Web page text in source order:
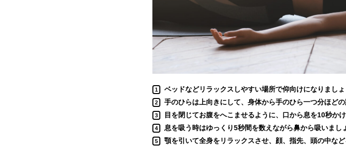
1 ベッドなどリラックスしやすい場所で仰向けになりましょ
2 手のひらは上向きにして、身体から手のひら一つ分ほどの
3 目を閉じてお腹をへこませるように、口から息を10秒か
4 息を吸う時はゆっくり5秒間を数えながら鼻から吸いまし
5 顎を引いて全身をリラックスさせ、顔、指先、頭の中な